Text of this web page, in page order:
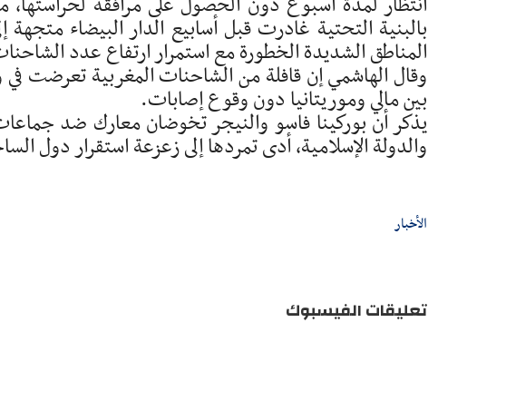
بالبنية التحتية غادرت قبل أسابيع الدار البيضاء
المناطق الشديدة الخطورة مع استمرار ارتفاع عدد
وقال الهاشمي إن قافلة من الشاحنات المغربية تعرضت
بين مالي وموريتانيا دون وقوع إصابات.
يذكر أن بوركينا فاسو والنيجر تخوضان معارك ضد
والدولة الإسلامية، أدى تمردها إلى زعزعة استقرار دول
الأخبار
تعليقات الفيسبوك